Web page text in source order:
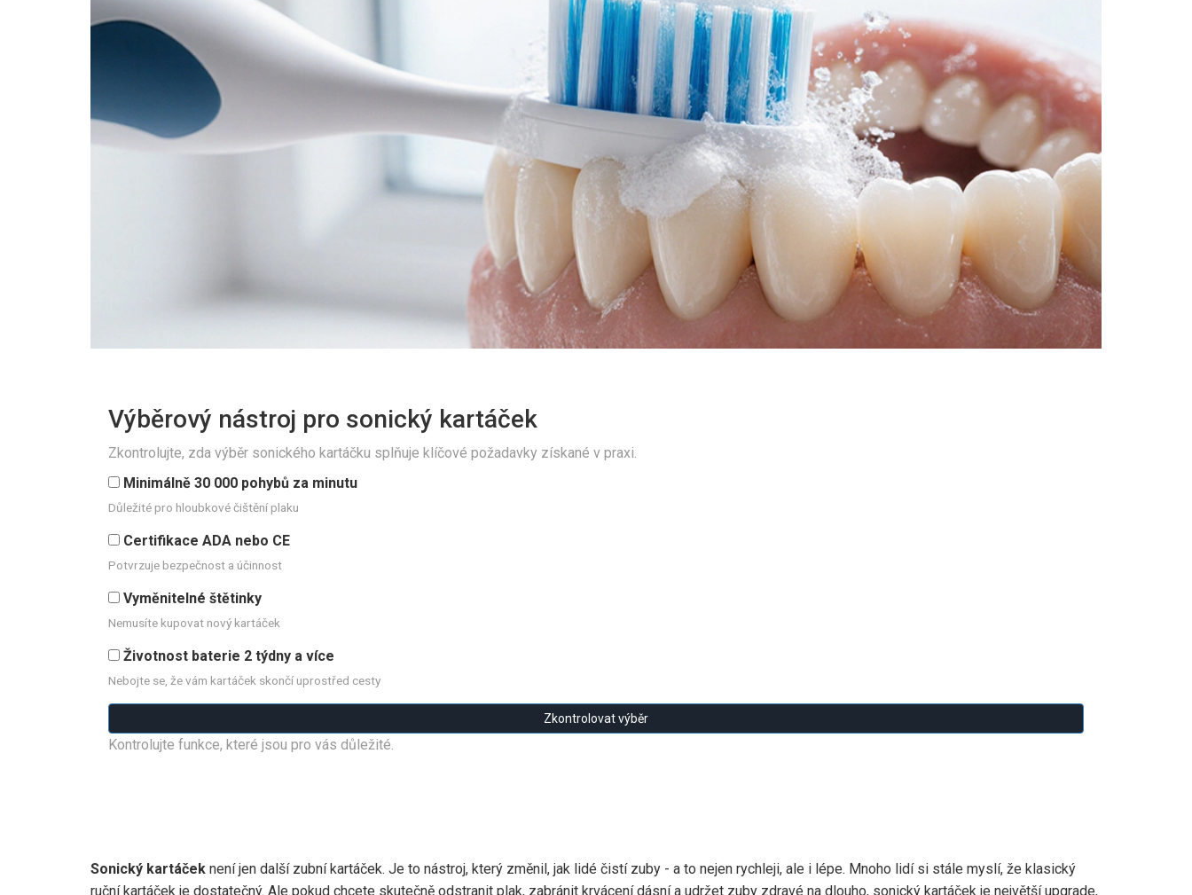
Výběrový nástroj pro sonický kartáček
Zkontrolujte, zda výběr sonického kartáčku splňuje klíčové požadavky získané v praxi.
Minimálně 30 000 pohybů za minutu
Důležité pro hloubkové čištění plaku
Certifikace ADA nebo CE
Potvrzuje bezpečnost a účinnost
Vyměnitelné štětinky
Nemusíte kupovat nový kartáček
Životnost baterie 2 týdny a více
Nebojte se, že vám kartáček skončí uprostřed cesty
Zkontrolovat výběr
Kontrolujte funkce, které jsou pro vás důležité.
Sonický kartáček není jen další zubní kartáček. Je to nástroj, který změnil, jak lidé čistí zuby - a to nejen rychleji, ale i lépe. Mnoho lidí si stále myslí, že klasický
ruční kartáček je dostatečný. Ale pokud chcete skutečně odstranit plak, zabránit krvácení dásní a udržet zuby zdravé na dlouho, sonický kartáček je největší upgrade,